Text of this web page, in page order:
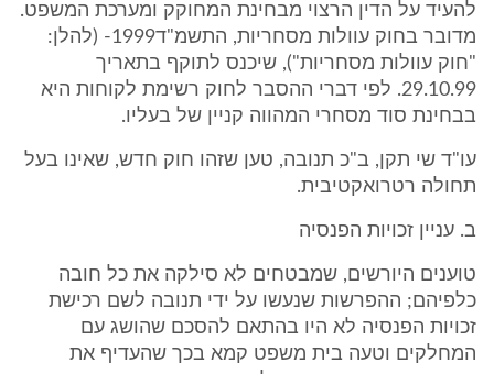
להעיד על הדין הרצוי מבחינת המחוקק ומערכת המשפט.
מדובר בחוק עוולות מסחריות, התשמ"ד1999- (להלן:
"חוק עוולות מסחריות"), שיכנס לתוקף בתאריך
29.10.99. לפי דברי ההסבר לחוק רשימת לקוחות היא
בבחינת סוד מסחרי המהווה קניין של בעליו.
עו"ד שי תקן, ב"כ תנובה, טען שזהו חוק חדש, שאינו בעל
תחולה רטרואקטיבית.
ב. עניין זכויות הפנסיה
טוענים היורשים, שמבטחים לא סילקה את כל חובה
כלפיהם; ההפרשות שנעשו על ידי תנובה לשם רכישת
זכויות הפנסיה לא היו בהתאם להסכם שהושג עם
המחלקים וטעה בית משפט קמא בכך שהעדיף את